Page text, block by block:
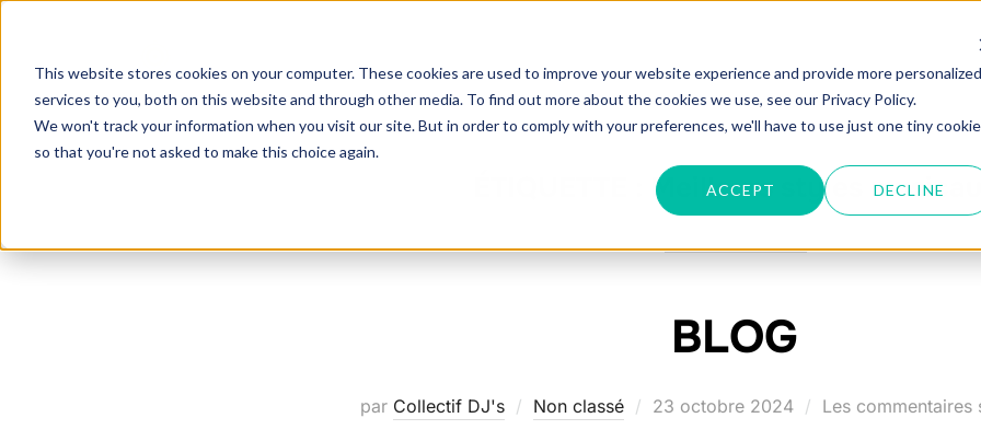
This website stores cookies on your computer. These cookies are used to improve your website experience and provide more personalized
services to you, both on this website and through other media. To find out more about the cookies we use, see our Privacy Policy.
We won't track your information when you visit our site. But in order to comply with your preferences, we'll have to use just one tiny cookie
so that you're not asked to make this choice again.
ACCEPT DECLINE
contenu
RENDEZ-
Meilleurs styles
BLOG
par Collectif DJ's Non classé
Publié
23 octobre 2024 Les commentaires